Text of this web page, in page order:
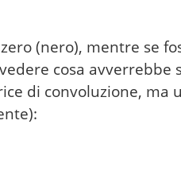
(nero), mentre se
cosa avverrebbe
di convoluzione, ma